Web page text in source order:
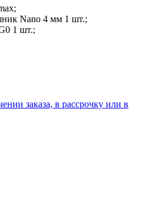
Nano 4 мм 1 шт.;
1 шт.;
заказа, в рассрочку или в